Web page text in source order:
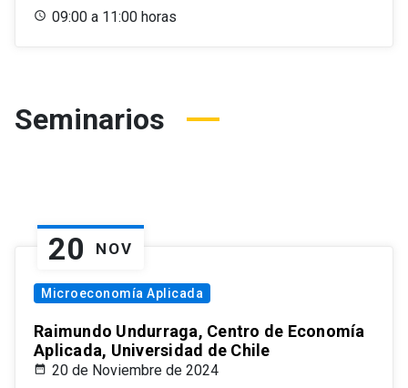
09:00 a 11:00 horas
Seminarios
20 NOV
Microeconomía Aplicada
Raimundo Undurraga, Centro de Economía
Aplicada, Universidad de Chile
20 de Noviembre de 2024